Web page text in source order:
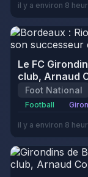
il y a environ 8
Le FC
club, Arnaud
Foot National
Football
il y a environ 8